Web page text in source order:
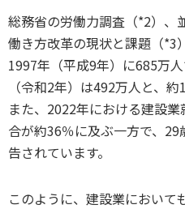
総務省の労働力調査（*2）、
働き方改革の現状と課題（*3
1997年（平成9年）に685万
（令和2年）は492万人と、約
また、2022年における建設
合が約36％に及ぶ一方で、
告されています。
このように、建設業において